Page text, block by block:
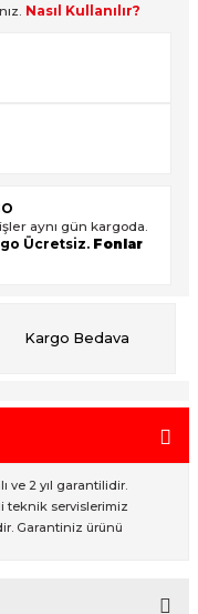
Nasıl Kullanılır?
aynı gün kargoda.
Ücretsiz. Fonlar
Kargo Bedava
ve 2 yıl garantilidir.
teknik servislerimiz
Garantiniz ürünü